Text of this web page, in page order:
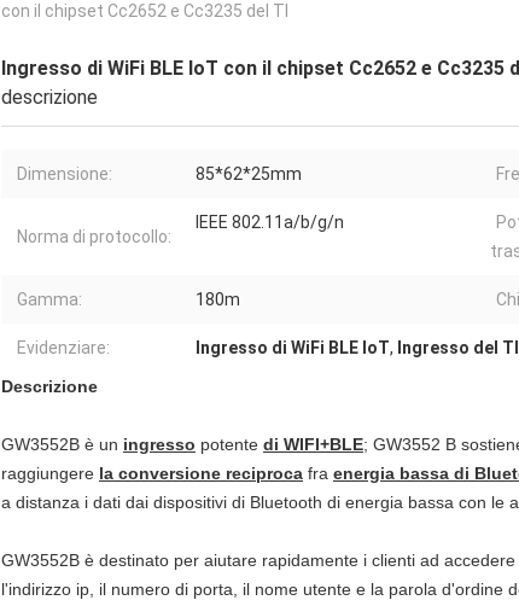
con il chipset Cc2652 e Cc3235 del TI
Ingresso di WiFi BLE IoT con il chipset Cc2652 e Cc3235
descrizione
Dimensione: 85*62*25mm
Norma di protocollo:
IEEE 802.11a/b/g/n
Gamma: 180m
Evidenziare: Ingresso di WiFi BLE IoT, Ingresso del
Descrizione
GW3552B è un ingresso potente di WIFI+BLE; GW3552 B
raggiungere la conversione reciproca fra energia bassa di
a distanza i dati dai dispositivi di Bluetooth di energia bassa con le
GW3552B è destinato per aiutare rapidamente i clienti ad
l'indirizzo ip, il numero di porta, il nome utente e la parola d'ordine